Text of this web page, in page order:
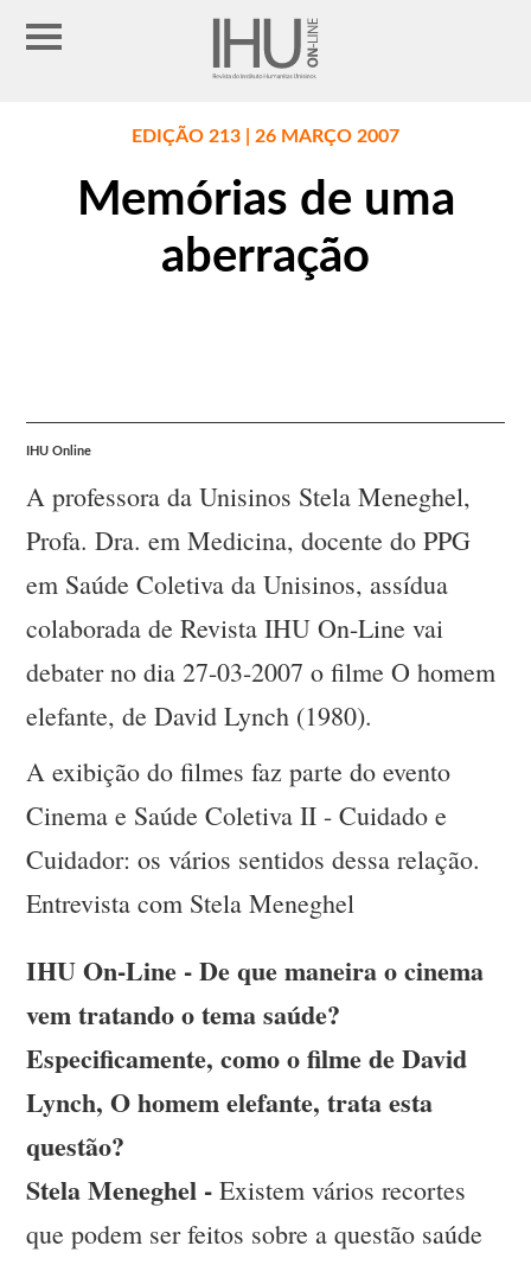
EDIÇÃO 213 | 26 MARÇO 2007
Memórias de uma
aberração
IHU Online
A professora da Unisinos Stela Meneghel,
Profa. Dra. em Medicina, docente do PPG
em Saúde Coletiva da Unisinos, assídua
colaborada de Revista IHU On-Line vai
debater no dia 27-03-2007 o filme O homem
elefante, de David Lynch (1980).
A exibição do filmes faz parte do evento
Cinema e Saúde Coletiva II - Cuidado e
Cuidador: os vários sentidos dessa relação.
Entrevista com Stela Meneghel
IHU On-Line - De que maneira o cinema
vem tratando o tema saúde?
Especificamente, como o filme de David
Lynch, O homem elefante, trata esta
questão?
Stela Meneghel - Existem vários recortes
que podem ser feitos sobre a questão saúde